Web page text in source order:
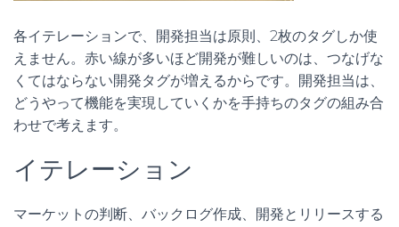
各イテレーションで、開発担当は原則、2枚のタグしか使
えません。赤い線が多いほど開発が難しいのは、つなげな
くてはならない開発タグが増えるからです。開発担当は、
どうやって機能を実現していくかを手持ちのタグの組み合
わせで考えます。
イテレーション
マーケットの判断、バックログ作成、開発とリリースする